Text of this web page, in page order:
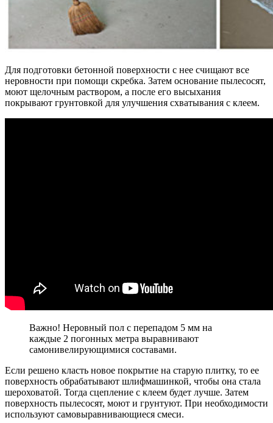
Для подготовки бетонной поверхности с нее счищают все
неровности при помощи скребка. Затем основание пылесосят,
моют щелочным раствором, а после его высыхания
покрывают грунтовкой для улучшения схватывания с клеем.
Важно! Неровный пол с перепадом 5 мм на
каждые 2 погонных метра выравнивают
самонивелирующимися составами.
Если решено класть новое покрытие на старую плитку, то ее
поверхность обрабатывают шлифмашинкой, чтобы она стала
шероховатой. Тогда сцепление с клеем будет лучше. Затем
поверхность пылесосят, моют и грунтуют. При необходимости
используют самовыравнивающиеся смеси.